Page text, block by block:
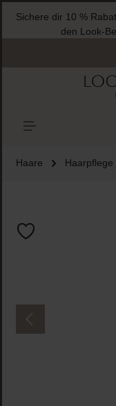
springen
Haare Haarpflege